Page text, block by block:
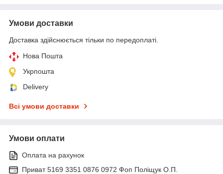
Умови доставки
Доставка здійснюється тільки по передоплаті.
Нова Пошта
Укрпошта
Delivery
Всі умови доставки
Умови оплати
Оплата на рахунок
Приват 5169 3351 0876 0972 Фоп Поліщук О.П.